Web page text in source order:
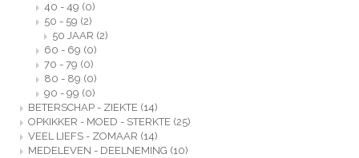
40 - 49 (0)
50 - 59 (2)
50 JAAR (2)
60 - 69 (0)
70 - 79 (0)
80 - 89 (0)
90 - 99 (0)
BETERSCHAP - ZIEKTE (14)
OPKIKKER - MOED - STERKTE (25)
VEEL LIEFS - ZOMAAR (14)
MEDELEVEN - DEELNEMING (10)